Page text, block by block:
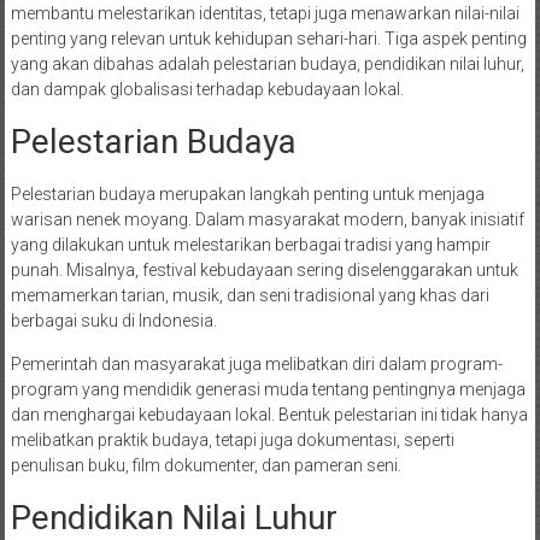
membantu melestarikan identitas, tetapi juga menawarkan nilai-nilai
penting yang relevan untuk kehidupan sehari-hari. Tiga aspek penting
yang akan dibahas adalah pelestarian budaya, pendidikan nilai luhur,
dan dampak globalisasi terhadap kebudayaan lokal.
Pelestarian Budaya
Pelestarian budaya merupakan langkah penting untuk menjaga
warisan nenek moyang. Dalam masyarakat modern, banyak inisiatif
yang dilakukan untuk melestarikan berbagai tradisi yang hampir
punah. Misalnya, festival kebudayaan sering diselenggarakan untuk
memamerkan tarian, musik, dan seni tradisional yang khas dari
berbagai suku di Indonesia.
Pemerintah dan masyarakat juga melibatkan diri dalam program-
program yang mendidik generasi muda tentang pentingnya menjaga
dan menghargai kebudayaan lokal. Bentuk pelestarian ini tidak hanya
melibatkan praktik budaya, tetapi juga dokumentasi, seperti
penulisan buku, film dokumenter, dan pameran seni.
Pendidikan Nilai Luhur